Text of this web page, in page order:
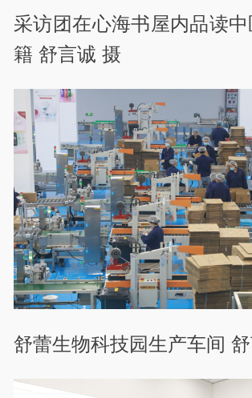
采访团在心海书屋内品读
籍 舒言诚 摄
舒蕾生物科技园生产车间